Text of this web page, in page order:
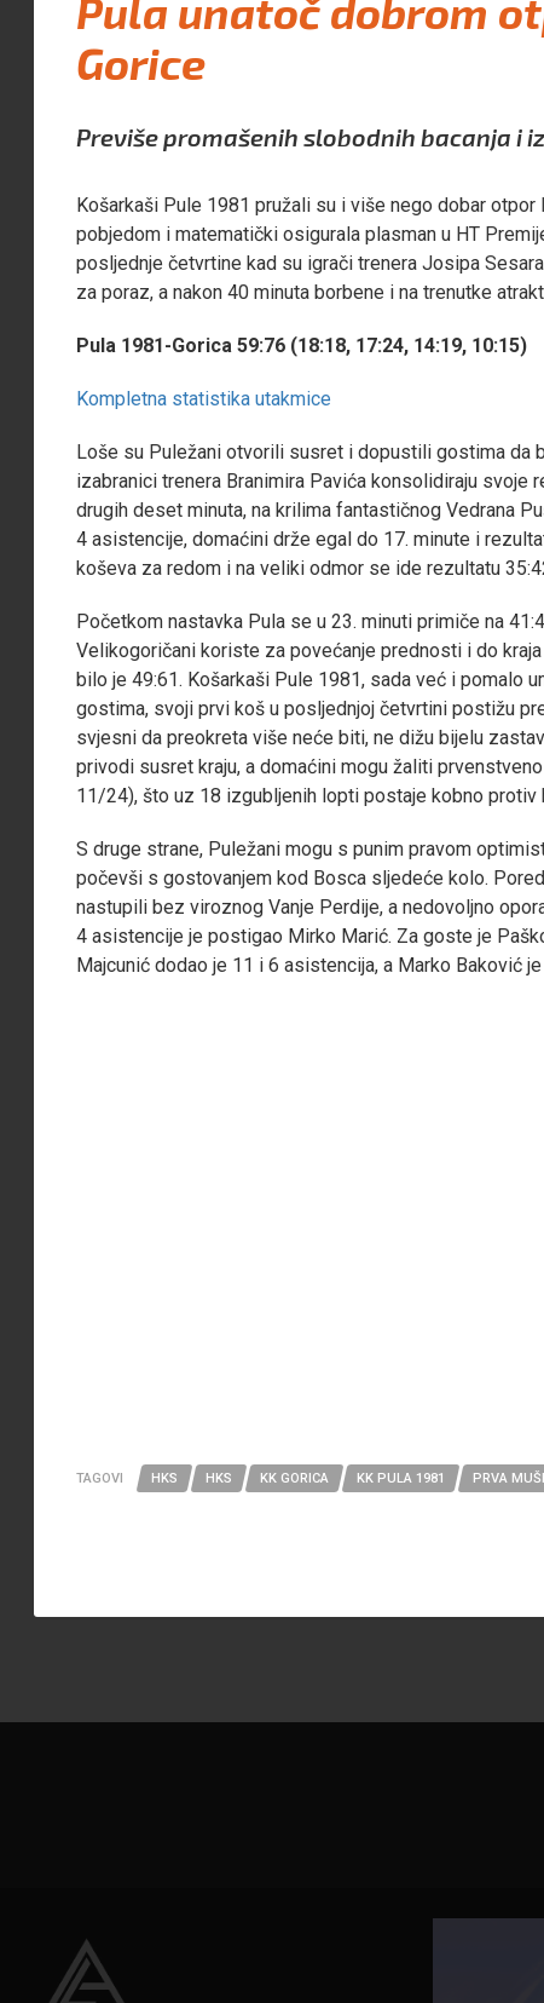
Pula unatoč dobrom
Gorice
Previše promašenih slobodnih bacanja i
Košarkaši Pule 1981 pružali su i više nego dobar
pobjedom i matematički osigurala plasman u HT
posljednje četvrtine kad su igrači trenera Josipa
za poraz, a nakon 40 minuta borbene i na trenutke
Pula 1981-Gorica 59:76 (18:18, 17:24, 14:19, 10:15)
Kompletna statistika utakmice
Loše su Puležani otvorili susret i dopustili gostima da
izabranici trenera Branimira Pavića konsolidiraju svoje
drugih deset minuta, na krilima fantastičnog Vedrana
4 asistencije, domaćini drže egal do 17. minute i
koševa za redom i na veliki odmor se ide rezultatu
Početkom nastavka Pula se u 23. minuti primiče na
Velikogoričani koriste za povećanje prednosti i do
bilo je 49:61. Košarkaši Pule 1981, sada već i pomalo
gostima, svoji prvi koš u posljednjoj četvrtini postižu
svjesni da preokreta više neće biti, ne dižu bijelu
privodi susret kraju, a domaćini mogu žaliti
11/24), što uz 18 izgubljenih lopti postaje kobno protiv
S druge strane, Puležani mogu s punim pravom
počevši s gostovanjem kod Bosca sljedeće kolo.
nastupili bez viroznog Vanje Perdije, a nedovoljno
4 asistencije je postigao Mirko Marić. Za goste je
Majcunić dodao je 11 i 6 asistencija, a Marko Baković
TAGOVI HKS HKS KK GORICA KK PULA 1981 PRVA